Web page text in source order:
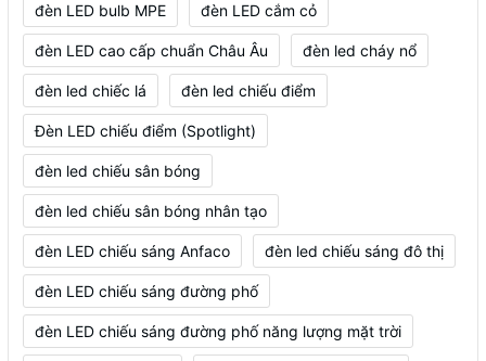
đèn LED bulb MPE đèn LED cắm cỏ
đèn LED cao cấp chuẩn Châu Âu đèn led cháy nổ
đèn led chiếc lá đèn led chiếu điểm
Đèn LED chiếu điểm (Spotlight)
đèn led chiếu sân bóng
đèn led chiếu sân bóng nhân tạo
đèn LED chiếu sáng Anfaco đèn led chiếu sáng đô thị
đèn LED chiếu sáng đường phố
đèn LED chiếu sáng đường phố năng lượng mặt trời